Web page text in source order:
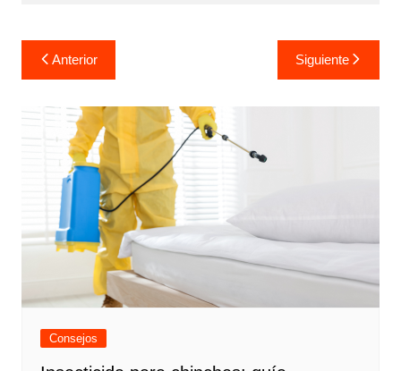
Navegación
de
entradas
Anterior Siguiente
Consejos